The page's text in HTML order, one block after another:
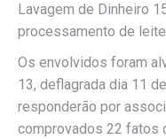
Lavagem de Dinheiro
processamento de
Os envolvidos foram
13, deflagrada dia 11
responderão por
comprovados 22 fatos